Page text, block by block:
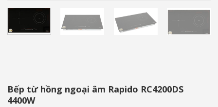
Bếp từ hồng ngoại âm Rapido RC4200DS
4400W